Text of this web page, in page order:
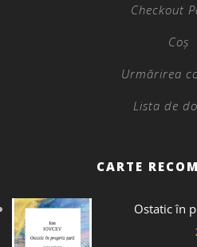
Checkout
Coș
Urmărirea
Lista de
CARTE
Ostatic în